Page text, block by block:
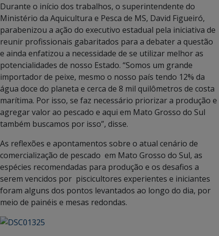
Durante o início dos trabalhos, o superintendente do
Ministério da Aquicultura e Pesca de MS, David Figueiró,
parabenizou a ação do executivo estadual pela iniciativa de
reunir profissionais gabaritados para a debater a questão
e ainda enfatizou a necessidade de se utilizar melhor as
potencialidades de nosso Estado. “Somos um grande
importador de peixe, mesmo o nosso país tendo 12% da
água doce do planeta e cerca de 8 mil quilômetros de costa
marítima. Por isso, se faz necessário priorizar a produção e
agregar valor ao pescado e aqui em Mato Grosso do Sul
também buscamos por isso”, disse.
As reflexões e apontamentos sobre o atual cenário de
comercialização de pescado em Mato Grosso do Sul, as
espécies recomendadas para produção e os desafios a
serem vencidos por piscicultores experientes e iniciantes
foram alguns dos pontos levantados ao longo do dia, por
meio de painéis e mesas redondas.